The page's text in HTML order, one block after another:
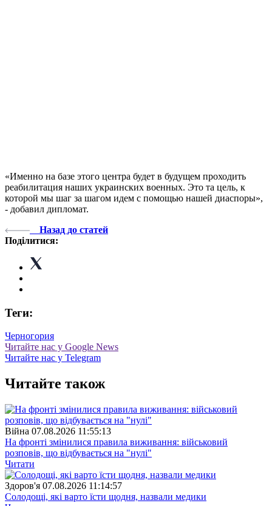
«Именно на базе этого центра будет в будущем проходить
реабилитация наших украинских военных. Это та цель, к
которой мы шаг за шагом идем с помощью нашей диаспоры»,
- добавил дипломат.
Назад до статей
Поділитися:
Теги:
Черногория
Читайте нас у Google News
Читайте нас у Telegram
Читайте також
Війна 07.08.2026 11:55:13
На фронті змінилися правила виживання: військовий
розповів, що відбувається на "нулі"
Читати
Здоров'я 07.08.2026 11:14:57
Солодощі, які варто їсти щодня, назвали медики